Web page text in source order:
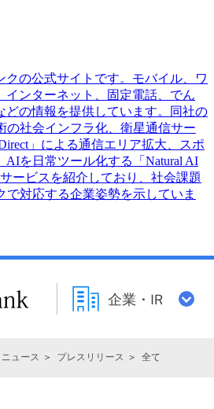
クの公式サイトです。モバイル、ワ
インターネット、固定電話、でん
どの情報を提供しています。同社の
の社会インフラ化、衛星通信サー
」による通信エリア拡大、スポ
AIを日常ツール化する「Natural AI
ービスを紹介しており、社会課題
対応する企業姿勢を示していま